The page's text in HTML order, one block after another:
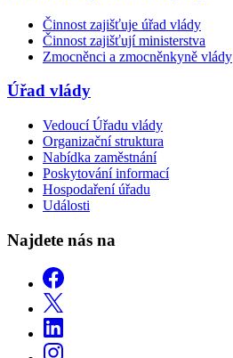
Činnost zajišťuje úřad vlády
Činnost zajišťují ministerstva
Zmocněnci a zmocněnkyně vlády
Úřad vlády
Vedoucí Úřadu vlády
Organizační struktura
Nabídka zaměstnání
Poskytování informací
Hospodaření úřadu
Události
Najdete nás na